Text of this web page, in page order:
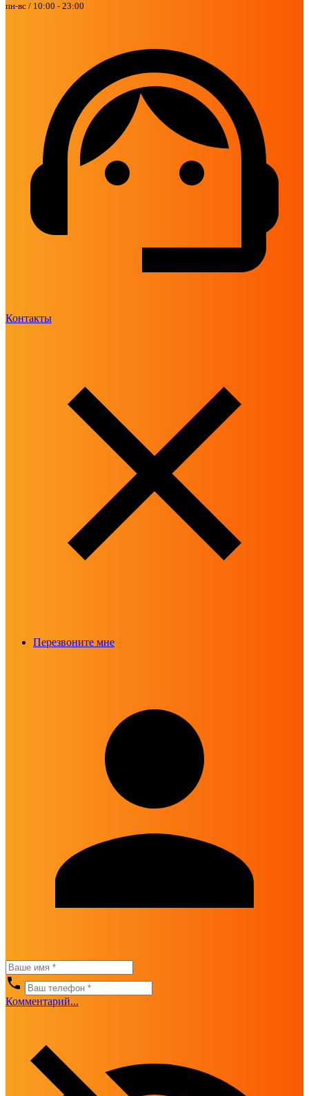
пн-вс / 10:00 - 23:00
Контакты
Перезвоните мне
Комментарий...